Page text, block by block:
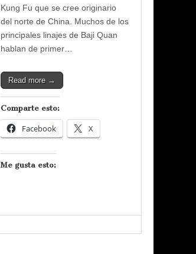
Kung Fu que se cree originario
del norte de China. Muchos de los
principales linajes de Baji Quan
hablan de primer…
Read more →
Comparte esto:
Facebook X
Me gusta esto: